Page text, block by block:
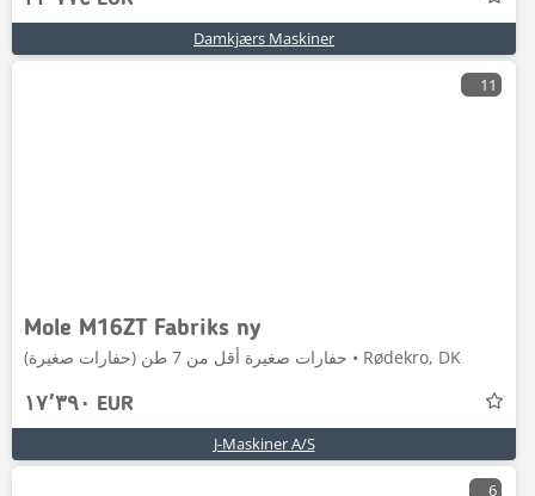
Damkjærs Maskiner
11
Mole M16ZT Fabriks ny
حفارات صغيرة أقل من 7 طن (حفارات صغيرة) • Rødekro, DK
١٧٬٣٩٠ EUR
J-Maskiner A/S
6